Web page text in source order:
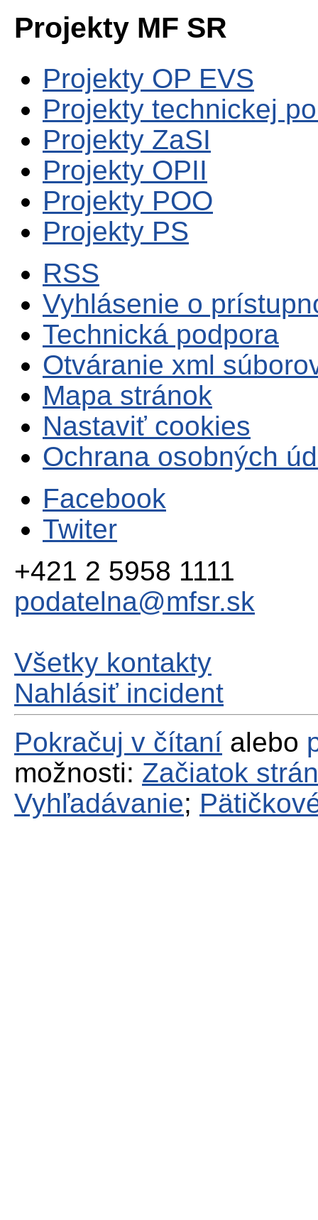
Projekty MF SR
Projekty OP EVS
Projekty technickej
Projekty ZaSI
Projekty OPII
Projekty POO
Projekty PS
RSS
Vyhlásenie o
Technická podpora
Otváranie xml
Mapa stránok
Nastaviť cookies
Ochrana osobných
Facebook
Twiter
+421 2 5958 1111
podatelna@mfsr.sk
Všetky kontakty
Nahlásiť incident
Pokračuj v čítaní alebo
možnosti: Začiatok
Vyhľadávanie;